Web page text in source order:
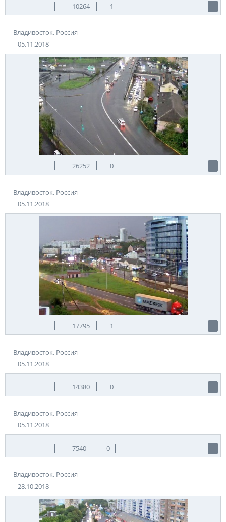
10264 1
Владивосток, Россия
05.11.2018
26252 0
Владивосток, Россия
05.11.2018
17795 1
Владивосток, Россия
05.11.2018
14380 0
Владивосток, Россия
05.11.2018
7540 0
Владивосток, Россия
28.10.2018